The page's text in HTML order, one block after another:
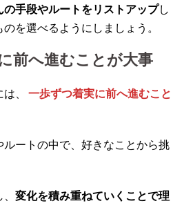
の手段やルートをリストアップし
を選べるようにしましょう。
前へ進むことが大事
、
一歩ずつ着実に前へ進むこと
ルートの中で、好きなことから挑
変化を積み重ねていくことで理